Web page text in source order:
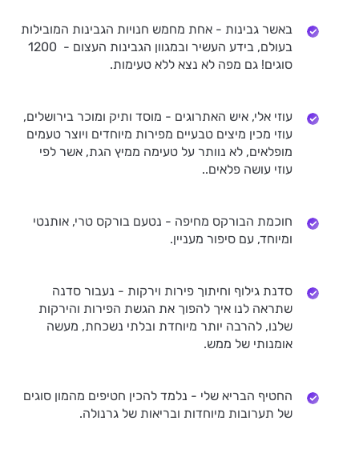
באשר גבינות - אחת מחמש חנויות הגבינות המובילות
בעולם, בידע העשיר ובמגוון הגבינות העצום - 1200
סוגים! גם מפה לא נצא ללא טעימות.
עוזי אלי, איש האתרוגים - מוסד ותיק ומוכר בירושלים,
עוזי מכין מיצים טבעיים מפירות מיוחדים ויוצר טעמים
מופלאים, לא נוותר על טעימה ממיץ הגת, אשר לפי
עוזי עושה פלאים..
חוכמת הבורקס מחיפה - נטעם בורקס טרי, אותנטי
ומיוחד, עם סיפור מעניין.
סדנת גילוף וחיתוך פירות וירקות - נעבור סדנה
שתראה לנו איך להפוך את הגשת הפירות והירקות
שלנו, להרבה יותר מיוחדת ובלתי נשכחת, מעשה
אומנותי של ממש.
החטיף הבריא שלי - נלמד להכין חטיפים מהמון סוגים
של תערובות מיוחדות ובריאות של גרנולה.